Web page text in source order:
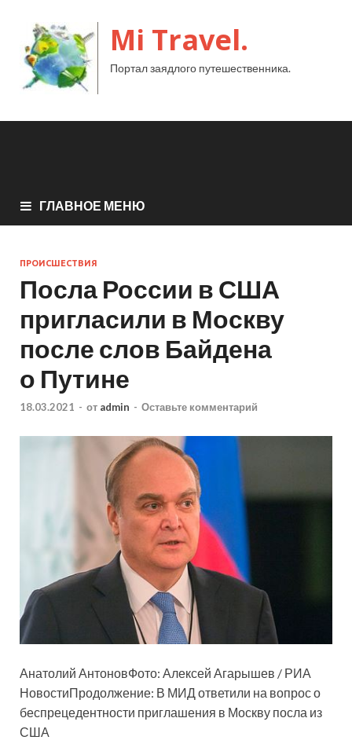
Mi Travel.
Портал заядлого путешественника.
ГЛАВНОЕ МЕНЮ
ПРОИСШЕСТВИЯ
Посла России в США
пригласили в Москву
после слов Байдена
о Путине
18.03.2021 - от admin - Оставьте комментарий
Анатолий АнтоновФото: Алексей Агарышев / РИА
НовостиПродолжение: В МИД ответили на вопрос о
беспрецедентности приглашения в Москву посла из
США